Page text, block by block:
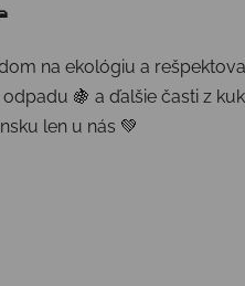
na ekológiu a
🍇 a ďalšie časti z
len u nás 💚